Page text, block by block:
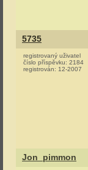
5735
registrovaný uživatel
číslo příspěvku: 2184
registrován: 12-2007
Jon_pimmon